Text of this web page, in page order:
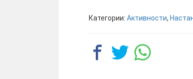
Категории: Активности,